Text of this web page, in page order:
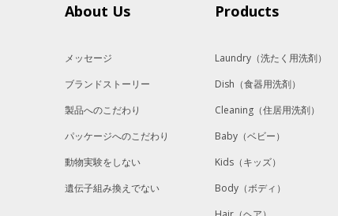
About Us
メッセージ
ブランドストーリー
製品へのこだわり
パッケージへのこだわり
動物実験をしない
遺伝子組み換えでない
Products
Laundry （洗たく用洗剤）
Dish （食器用洗剤）
Cleaning （住居用洗剤）
Baby （ベビー）
Kids （キッズ）
Body （ボディ）